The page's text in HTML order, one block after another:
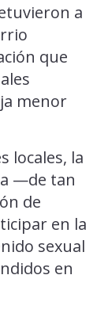
a
que
menor
locales, la
—de tan
de
en la
sexual
en